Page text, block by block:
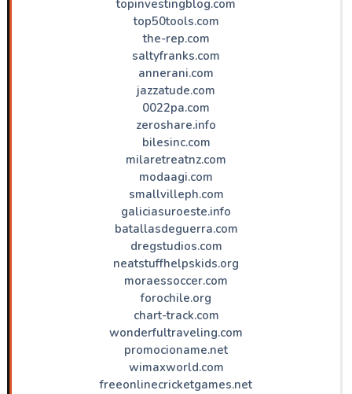
topinvestingblog.com
top50tools.com
the-rep.com
saltyfranks.com
annerani.com
jazzatude.com
0022pa.com
zeroshare.info
bilesinc.com
milaretreatnz.com
modaagi.com
smallvilleph.com
galiciasuroeste.info
batallasdeguerra.com
dregstudios.com
neatstuffhelpskids.org
moraessoccer.com
forochile.org
chart-track.com
wonderfultraveling.com
promocioname.net
wimaxworld.com
freeonlinecricketgames.net